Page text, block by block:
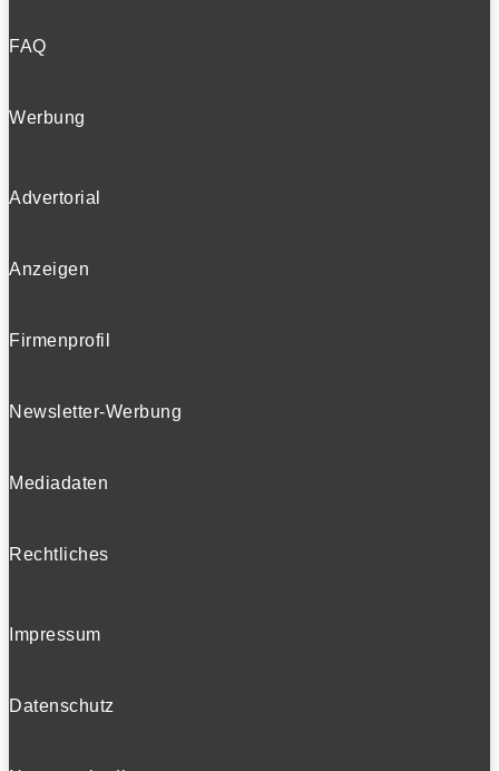
FAQ
Werbung
Advertorial
Anzeigen
Firmenprofil
Newsletter-Werbung
Mediadaten
Rechtliches
Impressum
Datenschutz